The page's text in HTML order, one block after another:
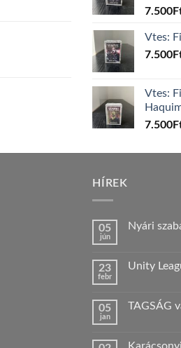
7.500
Vtes:
7.500
Vtes:
7.500
HÍREK
05
jún
Nyári
Nyári
23
febr
Unity
Unity
bejegyzéshez
05
jan
TAGSÁG